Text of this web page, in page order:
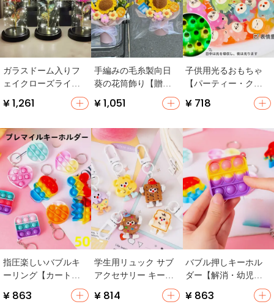
ガラスドーム入りフ
ェイクローズライト
【バレンタイン・ギ
フト・インテリア装
¥ 1,261
手編みの毛糸製向日
葵の花筒飾り【贈り
¥ 1,051
子供用光るおもちゃ
【パーティー・クリ
エイティブギフト・
誕生日プレゼント】
¥ 718
指圧楽しいバブルキ
ーリング【カートゥ
消・子供向けおもち
¥ 863
学生用リュック サブ
アクセサリー キーホ
型・おしゃれ・贈り
¥ 814
バブル押しキーホル
ダー【解消・幼児・
小学生向け・ギフト
用】
¥ 863